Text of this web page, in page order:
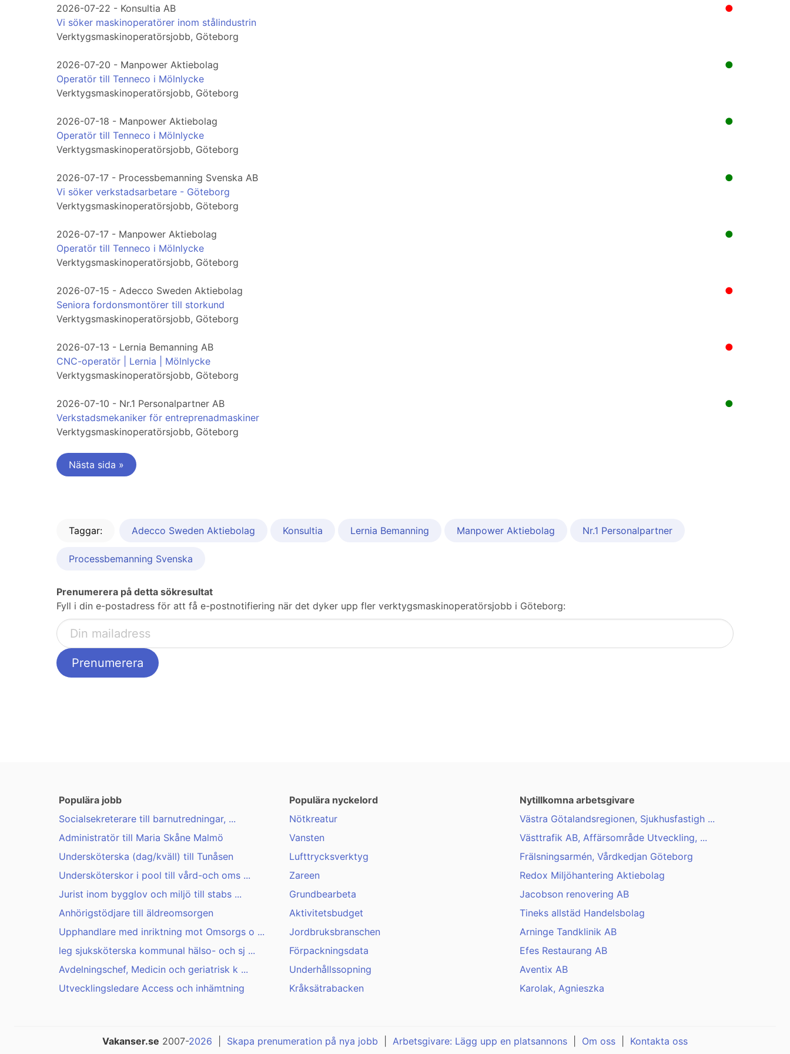
●
2026-07-22 - Konsultia AB
Vi söker maskinoperatörer inom stålindustrin
Verktygsmaskinoperatörsjobb, Göteborg
●
2026-07-20 - Manpower Aktiebolag
Operatör till Tenneco i Mölnlycke
Verktygsmaskinoperatörsjobb, Göteborg
●
2026-07-18 - Manpower Aktiebolag
Operatör till Tenneco i Mölnlycke
Verktygsmaskinoperatörsjobb, Göteborg
●
2026-07-17 - Processbemanning Svenska AB
Vi söker verkstadsarbetare - Göteborg
Verktygsmaskinoperatörsjobb, Göteborg
●
2026-07-17 - Manpower Aktiebolag
Operatör till Tenneco i Mölnlycke
Verktygsmaskinoperatörsjobb, Göteborg
●
2026-07-15 - Adecco Sweden Aktiebolag
Seniora fordonsmontörer till storkund
Verktygsmaskinoperatörsjobb, Göteborg
●
2026-07-13 - Lernia Bemanning AB
CNC-operatör | Lernia | Mölnlycke
Verktygsmaskinoperatörsjobb, Göteborg
●
2026-07-10 - Nr.1 Personalpartner AB
Verkstadsmekaniker för entreprenadmaskiner
Verktygsmaskinoperatörsjobb, Göteborg
Nästa sida »
Taggar: Adecco Sweden Aktiebolag Konsultia Lernia Bemanning Manpower Aktiebolag Nr.1 Personalpartner
Processbemanning Svenska
Prenumerera på detta sökresultat
Fyll i din e-postadress för att få e-postnotifiering när det dyker upp fler verktygsmaskinoperatörsjobb i Göteborg:
Populära jobb
Socialsekreterare till barnutredningar, ...
Administratör till Maria Skåne Malmö
Undersköterska (dag/kväll) till Tunåsen
Undersköterskor i pool till vård-och oms ...
Jurist inom bygglov och miljö till stabs ...
Anhörigstödjare till äldreomsorgen
Upphandlare med inriktning mot Omsorgs o ...
leg sjuksköterska kommunal hälso- och sj ...
Avdelningschef, Medicin och geriatrisk k ...
Utvecklingsledare Access och inhämtning
Populära nyckelord
Nötkreatur
Vansten
Lufttrycksverktyg
Zareen
Grundbearbeta
Aktivitetsbudget
Jordbruksbranschen
Förpackningsdata
Underhållssopning
Kråksätrabacken
Nytillkomna arbetsgivare
Västra Götalandsregionen, Sjukhusfastigh ...
Västtrafik AB, Affärsområde Utveckling, ...
Frälsningsarmén, Vårdkedjan Göteborg
Redox Miljöhantering Aktiebolag
Jacobson renovering AB
Tineks allstäd Handelsbolag
Arninge Tandklinik AB
Efes Restaurang AB
Aventix AB
Karolak, Agnieszka
Vakanser.se 2007-2026 Skapa prenumeration på nya jobb Arbetsgivare: Lägg upp en platsannons Om oss Kontakta oss